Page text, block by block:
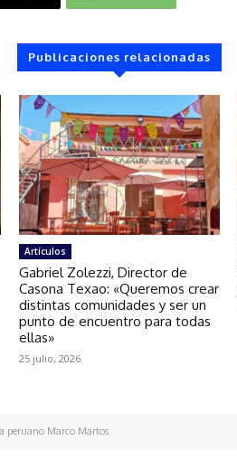
Publicaciones relacionadas
Artículos
Gabriel Zolezzi, Director de
Casona Texao: «Queremos crear
distintas comunidades y ser un
punto de encuentro para todas
ellas»
25 julio, 2026